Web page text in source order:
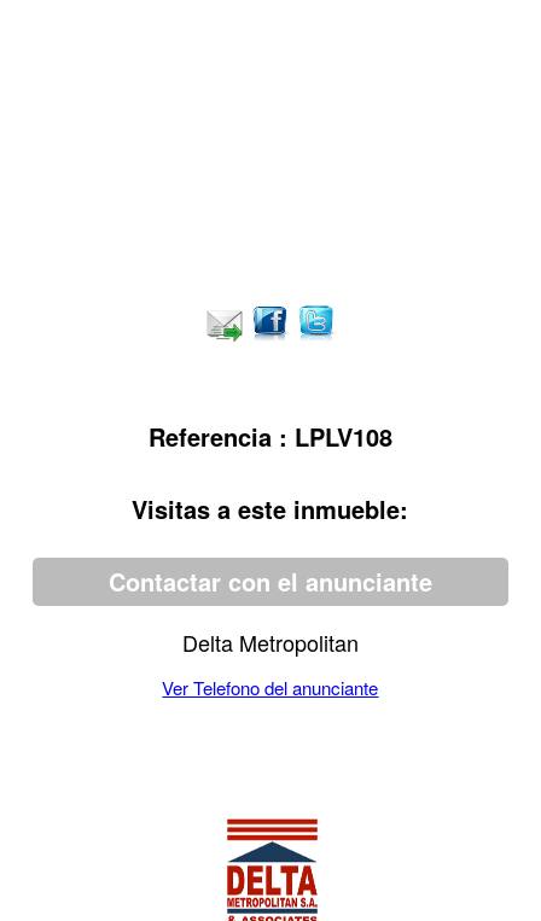
Referencia : LPLV108
Visitas a este inmueble:
Contactar con el anunciante
Delta Metropolitan
Ver Telefono del anunciante